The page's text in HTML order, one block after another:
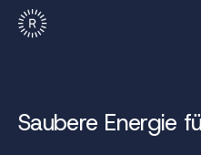
Saubere Energie